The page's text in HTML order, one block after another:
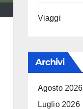
Viaggi
Archivi
Agosto 2026
Luglio 2026